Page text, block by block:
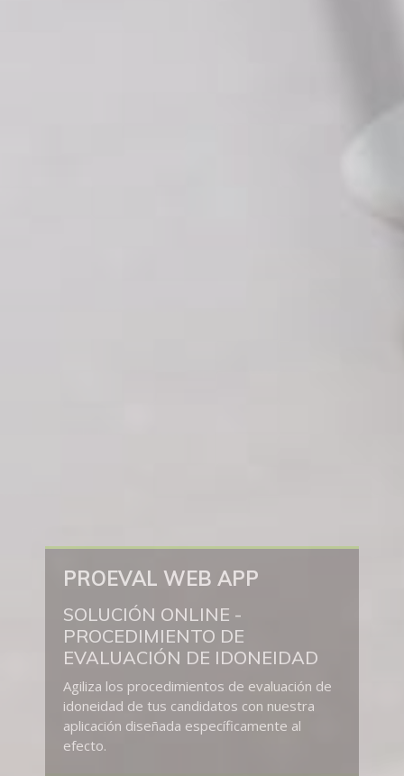
PLATAFORMAS
CORPORATIVAS
LEARNING MANAGEMENT
SYSTEMS - LMS
Dispón de una plataforma de formación en
exclusiva para tu empresa. Inscribe a tus
alumnos a través de un backoffice.
Facturación mensual con tramos de
descuento. Inclusión de cursos adicionales